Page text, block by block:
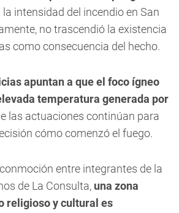
la intensidad del incendio en San
no trascendió la existencia
como consecuencia del hecho.
apuntan a que el foco ígneo
temperatura generada por
las actuaciones continúan para
cómo comenzó el fuego.
entre integrantes de la
de La Consulta, una zona
religioso y cultural es